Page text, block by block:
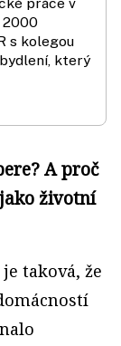
2000
s kolegou
který
A proč
životní
taková, že